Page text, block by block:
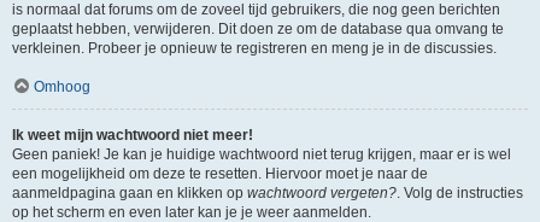
is normaal dat forums om de zoveel tijd gebruikers, die nog geen berichten
geplaatst hebben, verwijderen. Dit doen ze om de database qua omvang te
verkleinen. Probeer je opnieuw te registreren en meng je in de discussies.
Omhoog
Ik weet mijn wachtwoord niet meer!
Geen paniek! Je kan je huidige wachtwoord niet terug krijgen, maar er is wel
een mogelijkheid om deze te resetten. Hiervoor moet je naar de
aanmeldpagina gaan en klikken op wachtwoord vergeten?. Volg de instructies
op het scherm en even later kan je je weer aanmelden.